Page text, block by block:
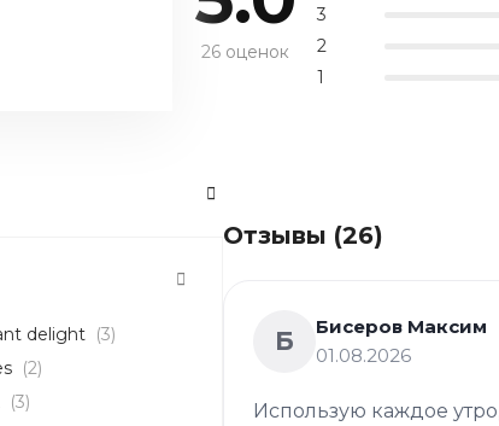
26 оценок
3
2
1
delight (3)
(2)
(3)
Отзывы (26)
Б
Бисеров Максим
01.08.2026
Использую каждое